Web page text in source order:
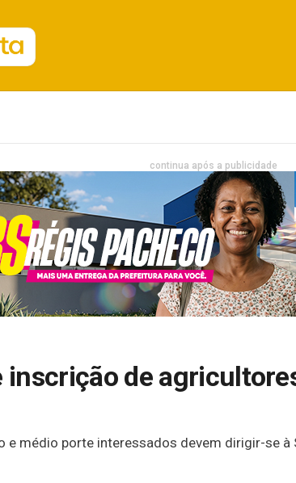
continua após a publicidade
inscrição de
e médio porte interessados devem dirigir-se